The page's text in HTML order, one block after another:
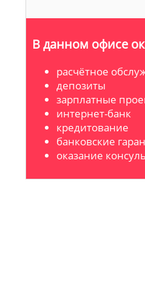
В данном офисе
расчётное
депозиты
зарплатные
интернет-банк
кредитование
банковские
оказание